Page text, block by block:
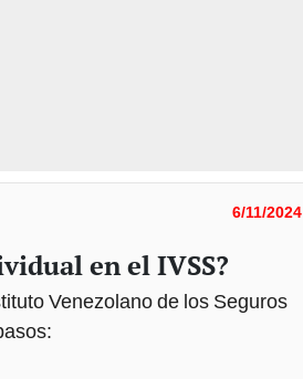
6/11/2024
en el IVSS?
Venezolano de los Seguros